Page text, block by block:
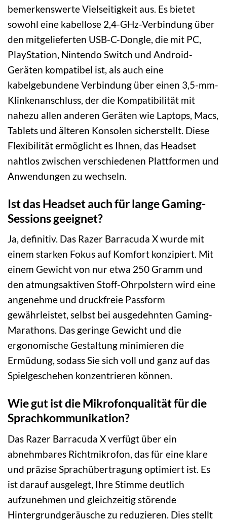
bemerkenswerte Vielseitigkeit aus. Es bietet
sowohl eine kabellose 2,4-GHz-Verbindung über
den mitgelieferten USB-C-Dongle, die mit PC,
PlayStation, Nintendo Switch und Android-
Geräten kompatibel ist, als auch eine
kabelgebundene Verbindung über einen 3,5-mm-
Klinkenanschluss, der die Kompatibilität mit
nahezu allen anderen Geräten wie Laptops, Macs,
Tablets und älteren Konsolen sicherstellt. Diese
Flexibilität ermöglicht es Ihnen, das Headset
nahtlos zwischen verschiedenen Plattformen und
Anwendungen zu wechseln.
Ist das Headset auch für lange Gaming-
Sessions geeignet?
Ja, definitiv. Das Razer Barracuda X wurde mit
einem starken Fokus auf Komfort konzipiert. Mit
einem Gewicht von nur etwa 250 Gramm und
den atmungsaktiven Stoff-Ohrpolstern wird eine
angenehme und druckfreie Passform
gewährleistet, selbst bei ausgedehnten Gaming-
Marathons. Das geringe Gewicht und die
ergonomische Gestaltung minimieren die
Ermüdung, sodass Sie sich voll und ganz auf das
Spielgeschehen konzentrieren können.
Wie gut ist die Mikrofonqualität für die
Sprachkommunikation?
Das Razer Barracuda X verfügt über ein
abnehmbares Richtmikrofon, das für eine klare
und präzise Sprachübertragung optimiert ist. Es
ist darauf ausgelegt, Ihre Stimme deutlich
aufzunehmen und gleichzeitig störende
Hintergrundgeräusche zu reduzieren. Dies stellt